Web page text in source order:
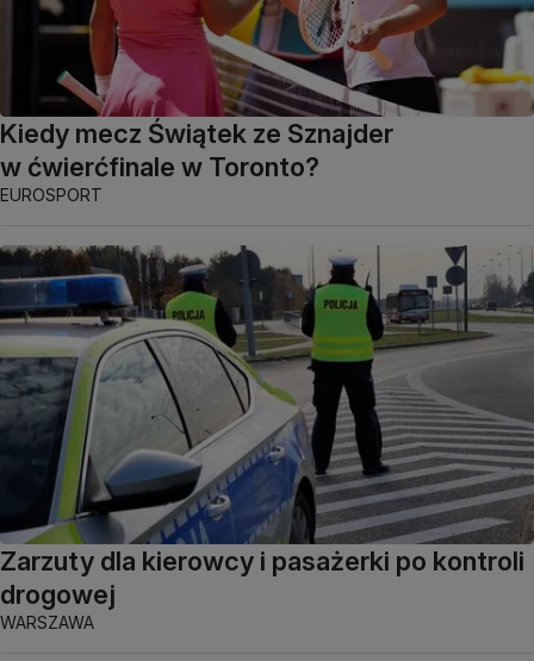
Kiedy mecz Świątek ze Sznajder
w ćwierćfinale w Toronto?
EUROSPORT
Zarzuty dla kierowcy i pasażerki po kontroli
drogowej
WARSZAWA